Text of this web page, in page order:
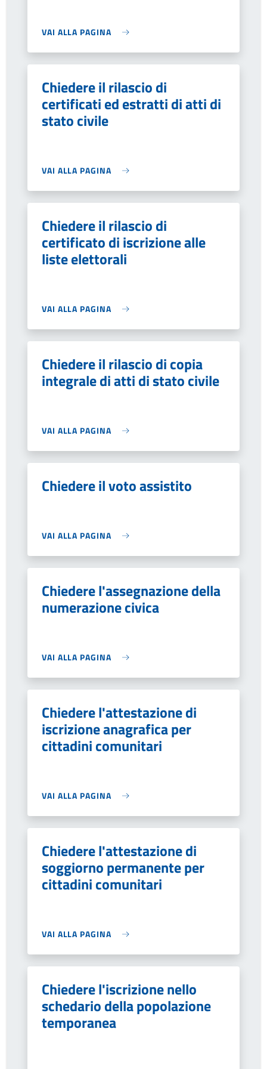
VAI ALLA PAGINA
Chiedere il rilascio di
certificati ed estratti di atti di
stato civile
VAI ALLA PAGINA
Chiedere il rilascio di
certificato di iscrizione alle
liste elettorali
VAI ALLA PAGINA
Chiedere il rilascio di copia
integrale di atti di stato civile
VAI ALLA PAGINA
Chiedere il voto assistito
VAI ALLA PAGINA
Chiedere l'assegnazione della
numerazione civica
VAI ALLA PAGINA
Chiedere l'attestazione di
iscrizione anagrafica per
cittadini comunitari
VAI ALLA PAGINA
Chiedere l'attestazione di
soggiorno permanente per
cittadini comunitari
VAI ALLA PAGINA
Chiedere l'iscrizione nello
schedario della popolazione
temporanea